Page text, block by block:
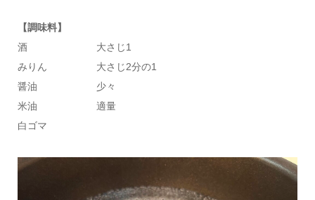
【調味料】
酒 大さじ1
みりん 大さじ2分の1
醤油 少々
米油 適量
白ゴマ